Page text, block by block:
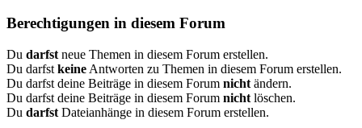
Berechtigungen in diesem Forum
Du darfst neue Themen in diesem Forum erstellen.
Du darfst keine Antworten zu Themen in diesem Forum erstellen.
Du darfst deine Beiträge in diesem Forum nicht ändern.
Du darfst deine Beiträge in diesem Forum nicht löschen.
Du darfst Dateianhänge in diesem Forum erstellen.